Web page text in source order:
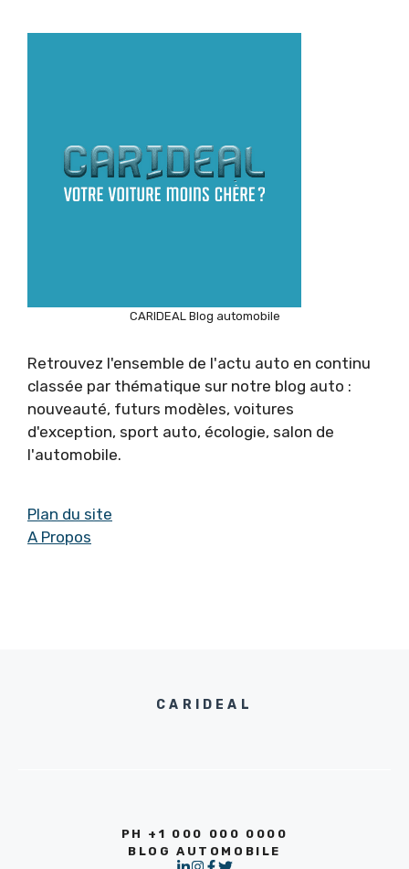
CARIDEAL Blog automobile
Retrouvez l'ensemble de l'actu auto en continu
classée par thématique sur notre blog auto :
nouveauté, futurs modèles, voitures
d'exception, sport auto, écologie, salon de
l'automobile.
Plan du site
A Propos
CARIDEAL
PH +1 000 000 0000
BLOG AUTOMOBILE